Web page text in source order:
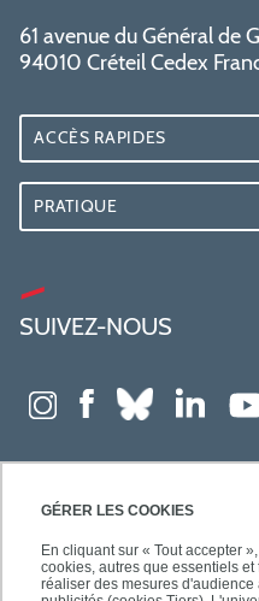
GÉRER LES COOKIES
En cliquant sur « Tout accepter
cookies, autres que essentiels
réaliser des mesures
61 avenue du Général de
94010 Créteil Cedex
ACCÈS RAPIDES
PRATIQUE
SUIVEZ-NOUS